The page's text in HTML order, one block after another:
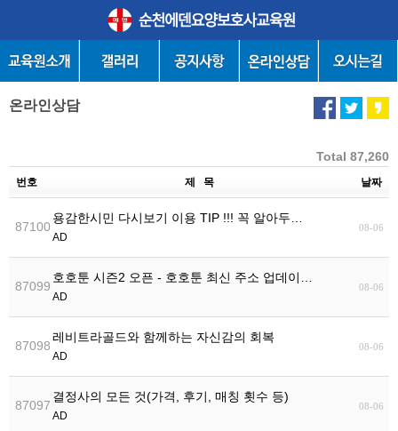
온라인상담
Total 87,260
번호 제 목 날짜
87100
용감한시민 다시보기 이용 TIP !!! 꼭 알아두…
AD
08-06
87099
호호툰 시즌2 오픈 - 호호툰 최신 주소 업데이…
AD
08-06
87098
레비트라골드와 함께하는 자신감의 회복
AD
08-06
87097
결정사의 모든 것(가격, 후기, 매칭 횟수 등)
AD
08-06